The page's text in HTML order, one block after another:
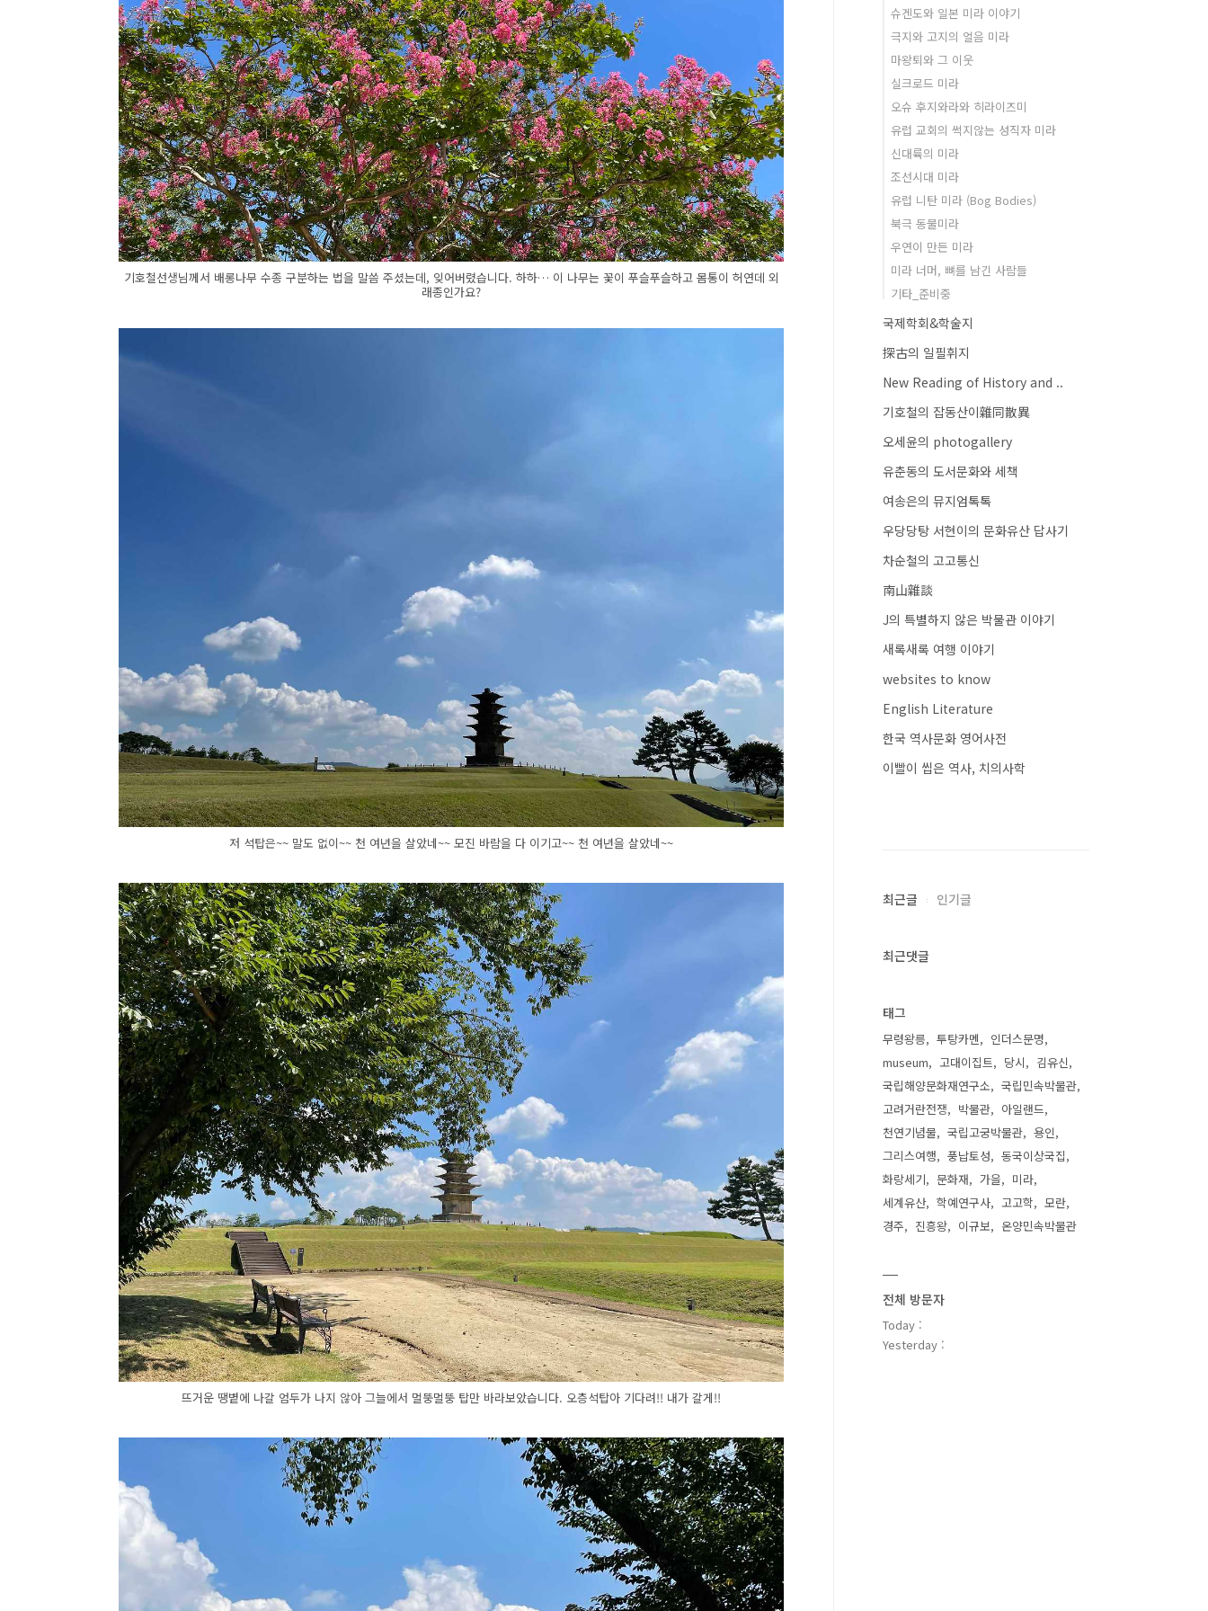
기호철선생님께서 배롱나무 수종 구분하는 법을 말씀 주셨는데, 잊어버렸습니다. 하하… 이 나무는 꽃이 푸슬푸슬하고 몸통이 허연데 외
래종인가요?
저 석탑은~~ 말도 없이~~ 천 여년을 살았네~~ 모진 바람을 다 이기고~~ 천 여년을 살았네~~
뜨거운 땡볕에 나갈 엄두가 나지 않아 그늘에서 멀뚱멀뚱 탑만 바라보았습니다. 오층석탑아 기다려!! 내가 갈게!!
슈겐도와 일본 미라 이야기
극지와 고지의 얼음 미라
마왕퇴와 그 이웃
실크로드 미라
오슈 후지와라와 히라이즈미
유럽 교회의 썩지않는 성직자 미라
신대륙의 미라
조선시대 미라
유럽 니탄 미라 (Bog Bodies)
북극 동물미라
우연이 만든 미라
미라 너머, 뼈를 남긴 사람들
기타_준비중
국제학회&학술지
探古의 일필휘지
New Reading of History and ..
기호철의 잡동산이雜同散異
오세윤의 photogallery
유춘동의 도서문화와 세책
여송은의 뮤지엄톡톡
우당당탕 서현이의 문화유산 답사기
차순철의 고고통신
南山雜談
J의 특별하지 않은 박물관 이야기
새록새록 여행 이야기
websites to know
English Literature
한국 역사문화 영어사전
이빨이 씹은 역사, 치의사학
최근글 인기글
최근댓글
태그
무령왕릉 투탕카멘
인더스문명
museum
고대이집트 당시
김유신
국립해양문화재연구소
국립민속박물관
고려거란전쟁
박물관
아일랜드
천연기념물
국립고궁박물관
용인
그리스여행
풍납토성
동국이상국집
화랑세기
문화재 가을
미라
세계유산
학예연구사 고고학
모란
경주
진흥왕 이규보 온양민속박물관
전체 방문자
Today :
Yesterday :